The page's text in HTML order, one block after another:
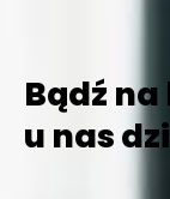
Bądź na
u nas